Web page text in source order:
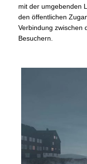
mit der umgebenden
den öffentlichen
Verbindung zwischen
Besuchern.